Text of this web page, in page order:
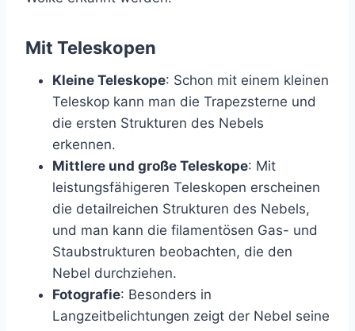
Mit Teleskopen
Kleine Teleskope: Schon mit einem kleinen
Teleskop kann man die Trapezsterne und
die ersten Strukturen des Nebels
erkennen.
Mittlere und große Teleskope: Mit
leistungsfähigeren Teleskopen erscheinen
die detailreichen Strukturen des Nebels,
und man kann die filamentösen Gas- und
Staubstrukturen beobachten, die den
Nebel durchziehen.
Fotografie: Besonders in
Langzeitbelichtungen zeigt der Nebel seine